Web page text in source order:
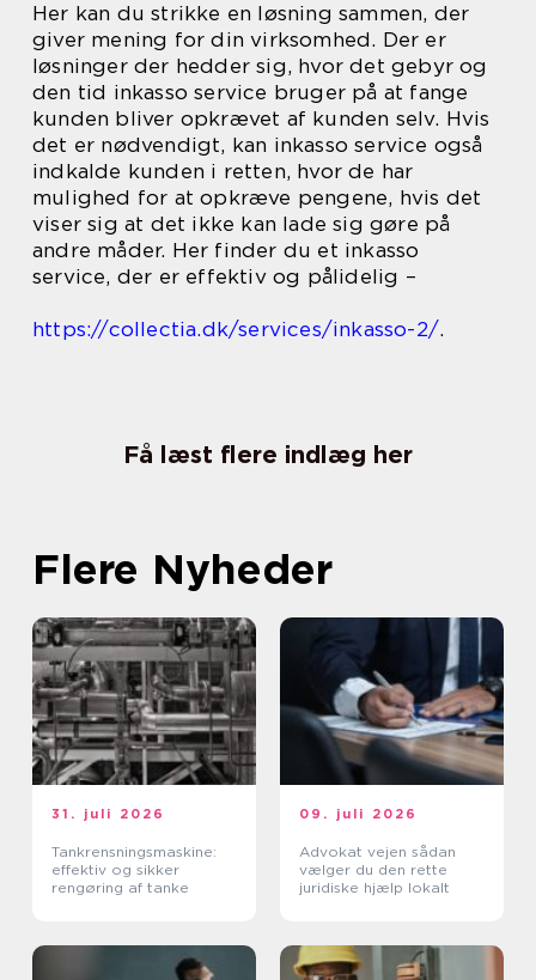
Her kan du strikke en løsning sammen, der
giver mening for din virksomhed. Der er
løsninger der hedder sig, hvor det gebyr og
den tid inkasso service bruger på at fange
kunden bliver opkrævet af kunden selv. Hvis
det er nødvendigt, kan inkasso service også
indkalde kunden i retten, hvor de har
mulighed for at opkræve pengene, hvis det
viser sig at det ikke kan lade sig gøre på
andre måder. Her finder du et inkasso
service, der er effektiv og pålidelig –
https://collectia.dk/services/inkasso-2/.
Få læst flere indlæg her
Flere Nyheder
31. juli 2026
Tankrensningsmaskine:
effektiv og sikker
rengøring af tanke
09. juli 2026
Advokat vejen sådan
vælger du den rette
juridiske hjælp lokalt